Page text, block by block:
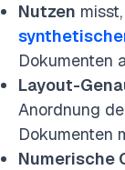
Nutzen
Dokumenten
Layout-
Anordnung
Dokumenten
Numerische